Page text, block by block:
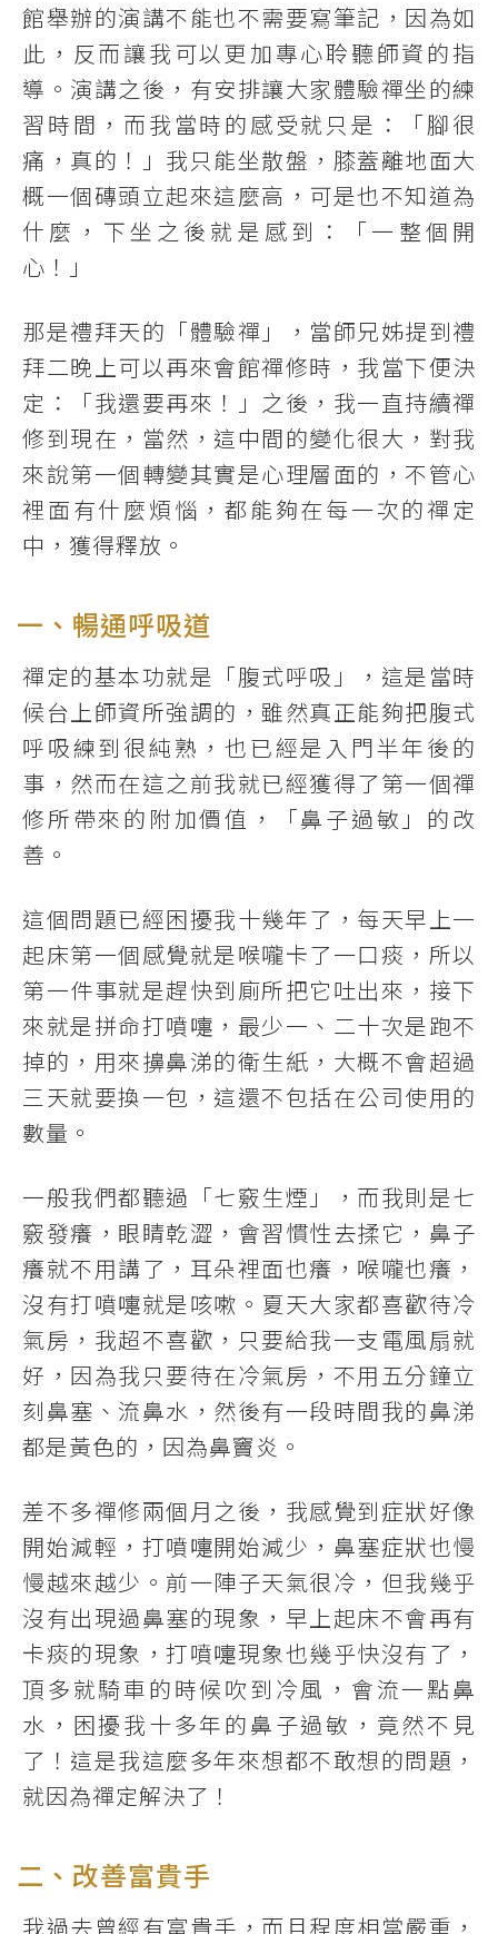
館舉辦的演講不能也不需要寫筆記，因為如
此，反而讓我可以更加專心聆聽師資的指
導。演講之後，有安排讓大家體驗禪坐的練
習時間，而我當時的感受就只是：「腳很
痛，真的！」我只能坐散盤，膝蓋離地面大
概一個磚頭立起來這麼高，可是也不知道為
什麼，下坐之後就是感到：「一整個開
心！」
那是禮拜天的「體驗禪」，當師兄姊提到禮
拜二晚上可以再來會館禪修時，我當下便決
定：「我還要再來！」之後，我一直持續禪
修到現在，當然，這中間的變化很大，對我
來說第一個轉變其實是心理層面的，不管心
裡面有什麼煩惱，都能夠在每一次的禪定
中，獲得釋放。
一、暢通呼吸道
禪定的基本功就是「腹式呼吸」，這是當時
候台上師資所強調的，雖然真正能夠把腹式
呼吸練到很純熟，也已經是入門半年後的
事，然而在這之前我就已經獲得了第一個禪
修所帶來的附加價值，「鼻子過敏」的改
善。
這個問題已經困擾我十幾年了，每天早上一
起床第一個感覺就是喉嚨卡了一口痰，所以
第一件事就是趕快到廁所把它吐出來，接下
來就是拼命打噴嚏，最少一、二十次是跑不
掉的，用來擤鼻涕的衛生紙，大概不會超過
三天就要換一包，這還不包括在公司使用的
數量。
一般我們都聽過「七竅生煙」，而我則是七
竅發癢，眼睛乾澀，會習慣性去揉它，鼻子
癢就不用講了，耳朵裡面也癢，喉嚨也癢，
沒有打噴嚏就是咳嗽。夏天大家都喜歡待冷
氣房，我超不喜歡，只要給我一支電風扇就
好，因為我只要待在冷氣房，不用五分鐘立
刻鼻塞、流鼻水，然後有一段時間我的鼻涕
都是黃色的，因為鼻竇炎。
差不多禪修兩個月之後，我感覺到症狀好像
開始減輕，打噴嚏開始減少，鼻塞症狀也慢
慢越來越少。前一陣子天氣很冷，但我幾乎
沒有出現過鼻塞的現象，早上起床不會再有
卡痰的現象，打噴嚏現象也幾乎快沒有了，
頂多就騎車的時候吹到冷風，會流一點鼻
水，困擾我十多年的鼻子過敏，竟然不見
了！這是我這麼多年來想都不敢想的問題，
就因為禪定解決了！
二、改善富貴手
我過去曾經有富貴手，而且程度相當嚴重，